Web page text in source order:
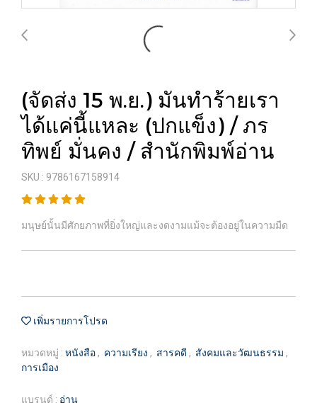
(จัดส่ง 15 พ.ย.) มันทำร้ายเรา
ได้แค่นี้แหละ (ปกแข็ง) / ภร
ทิพย์ มั่นคง / สำนักพิมพ์อ่าน
SKU : 9786167158914
มนุษย์นั้นมีศักยภาพที่ยิ่งใหญ่และงดงามแม้จะต้องอยู่ในความมืด
เพิ่มรายการโปรด
หมวดหมู่ : หนังสือ , ความเรียง , สารคดี , สังคมและวัฒนธรรม ,
การเมือง
แบรนด์ : อ่าน